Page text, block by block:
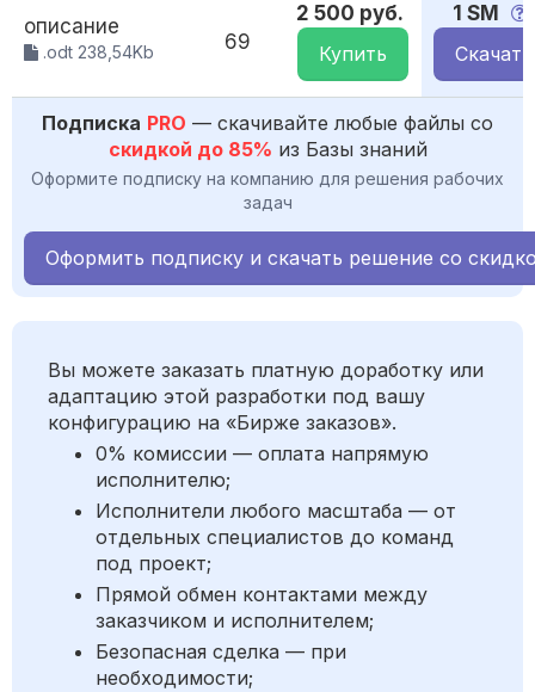
описание
.odt 238,54Kb 69
2 500 руб.
Купить
1 SM
Скачать
Подписка PRO — скачивайте любые файлы со
скидкой до 85% из Базы знаний
Оформите подписку на компанию для решения рабочих
задач
Оформить подписку и скачать решение со
Вы можете заказать платную доработку или
адаптацию этой разработки под вашу
конфигурацию на «Бирже заказов».
0% комиссии — оплата напрямую
исполнителю;
Исполнители любого масштаба — от
отдельных специалистов до команд
под проект;
Прямой обмен контактами между
заказчиком и исполнителем;
Безопасная сделка — при
необходимости;